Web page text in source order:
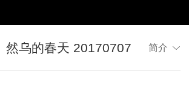
然乌的春天 20170707 简介